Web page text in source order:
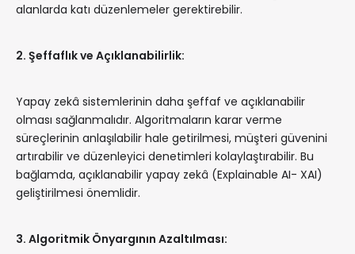
alanlarda katı düzenlemeler gerektirebilir.
2. Şeffaflık ve Açıklanabilirlik:
Yapay zekâ sistemlerinin daha şeffaf ve açıklanabilir
olması sağlanmalıdır. Algoritmaların karar verme
süreçlerinin anlaşılabilir hale getirilmesi, müşteri güvenini
artırabilir ve düzenleyici denetimleri kolaylaştırabilir. Bu
bağlamda, açıklanabilir yapay zekâ (Explainable AI- XAI)
geliştirilmesi önemlidir.
3. Algoritmik Önyargının Azaltılması: